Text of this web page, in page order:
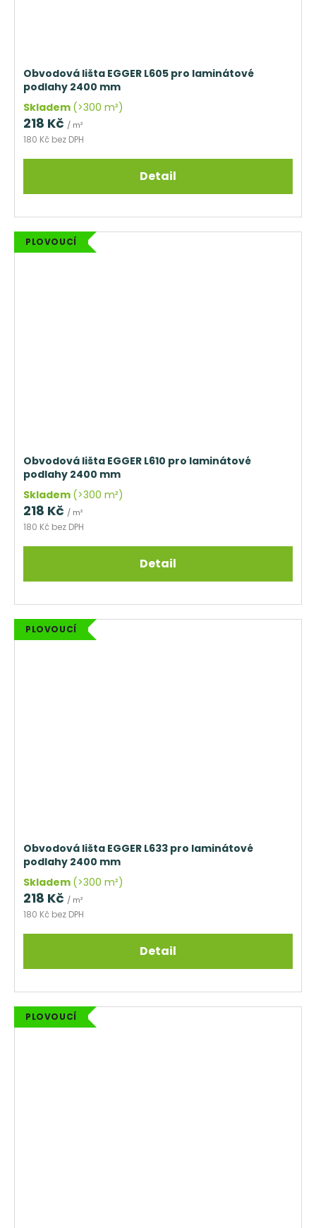
Obvodová lišta EGGER L605 pro laminátové
podlahy 2400 mm
Skladem (>300 m²)
180 Kč bez DPH
218 Kč / m²
Detail
PLOVOUCÍ
Obvodová lišta EGGER L610 pro laminátové
podlahy 2400 mm
Skladem (>300 m²)
180 Kč bez DPH
218 Kč / m²
Detail
PLOVOUCÍ
Obvodová lišta EGGER L633 pro laminátové
podlahy 2400 mm
Skladem (>300 m²)
180 Kč bez DPH
218 Kč / m²
Detail
PLOVOUCÍ